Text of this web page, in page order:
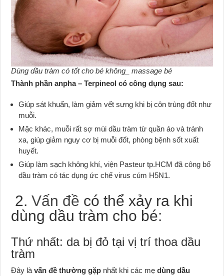
Dùng dầu tràm có tốt cho bé không_ massage bé
Thành phần anpha – Terpineol có công dụng sau:
Giúp sát khuẩn, làm giảm vết sưng khi bị côn trùng đốt như
muỗi.
Mặc khác, muỗi rất sợ mùi dầu tràm từ quần áo và tránh
xa, giúp giảm nguy cơ bị muỗi đốt, phòng bệnh sốt xuất
huyết.
Giúp làm sạch không khí, viện Pasteur tp.HCM đã công bố
dầu tràm có tác dụng ức chế virus cúm H5N1.
2.Vấn đề có thể xảy ra khi
dùng dầu tràm cho bé:
Thứ nhất: da bị đỏ tại vị trí thoa dầu
tràm
Đây làvấn đề thường gặp nhất khi các mẹdùng dầu